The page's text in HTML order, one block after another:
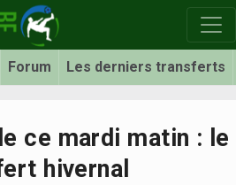
Forum Les derniers transferts
ce mardi matin : le
hivernal